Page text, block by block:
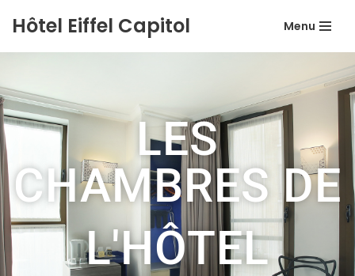
Hôtel Eiffel Capitol Menu
LES
CHAMBRES DE
L'HÔTEL